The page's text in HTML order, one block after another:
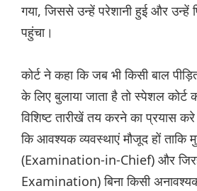
गया, जिससे उन्हें परेशानी हुई और
पहुंचा।
कोर्ट ने कहा कि जब भी किसी बाल
के लिए बुलाया जाता है तो स्पेशल कोर्ट
विशिष्ट तारीखें तय करने का प्रयास
कि आवश्यक व्यवस्थाएं मौजूद हों ताकि
(Examination-in-Chief) और
Examination) बिना किसी